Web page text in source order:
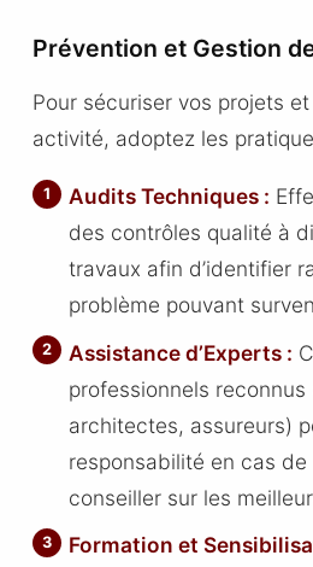
Prévention et Gestion
Pour sécuriser vos projets
activité, adoptez les
Audits Techniques :
des contrôles qualité à
travaux afin d’identifier
problème pouvant
Assistance d’Experts :
professionnels reconnus
architectes, assureurs)
responsabilité en cas
conseiller sur les
Formation et